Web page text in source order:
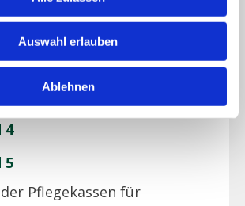
Auswahl erlauben
Ablehnen
2
4
5
Pflegekassen für